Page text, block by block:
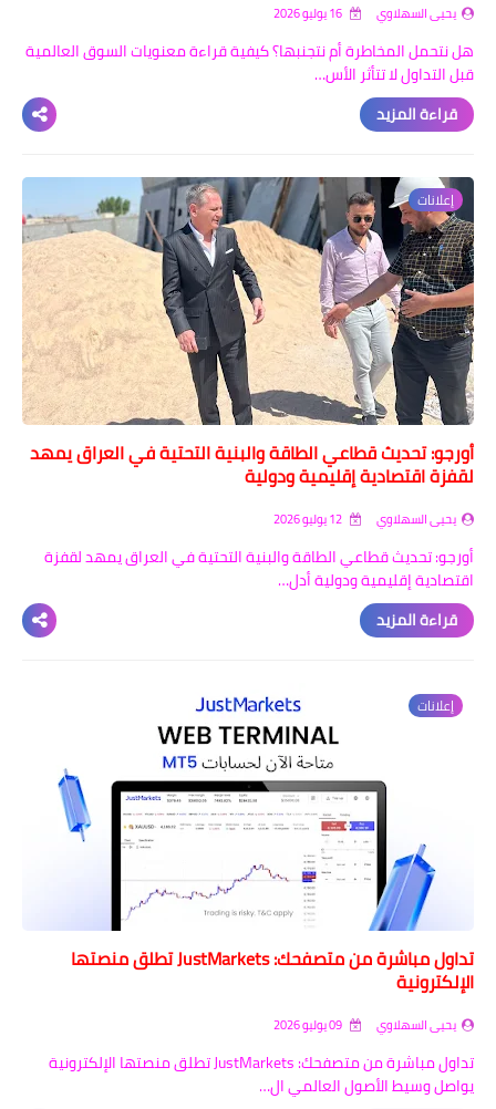
يحيى السهلاوي
هل نتحمل المخاطرة أم نتجنبها؟ كيفية قراءة معنويات السوق العالمية
قبل التداول لا تتأثر الأس…
قراءة المزيد
إعلانات
أورجو: تحديث قطاعي الطاقة والبنية التحتية في العراق يمهد
لقفزة اقتصادية إقليمية ودولية
يحيى السهلاوي
أورجو: تحديث قطاعي الطاقة والبنية التحتية في العراق يمهد لقفزة
اقتصادية إقليمية ودولية أدل…
قراءة المزيد
إعلانات
تداول مباشرة من متصفحك: JustMarkets تطلق منصتها
الإلكترونية
يحيى السهلاوي
تداول مباشرة من متصفحك: JustMarkets تطلق منصتها الإلكترونية
يواصل وسيط الأصول العالمي ال…